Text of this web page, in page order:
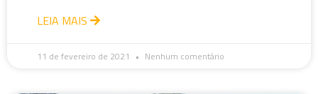
LEIA MAIS
11 de fevereiro de 2021 Nenhum comentário